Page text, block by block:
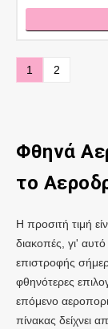
1 2
Φθηνά
το
Η προσιτή τιμή
διακοπές, γι'
επιστροφής
φθηνότερες
επόμενο
πίνακας δείχνει